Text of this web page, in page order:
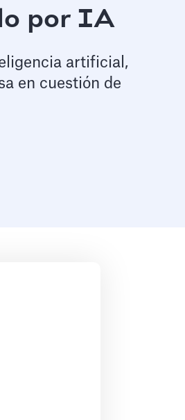
por IA
artificial,
en cuestión de